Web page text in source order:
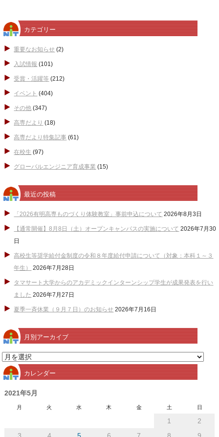
カテゴリー
重要なお知らせ (2)
入試情報 (101)
受賞・活躍等 (212)
イベント (404)
その他 (347)
高専だより (18)
高専だより特集記事 (61)
在校生 (97)
グローバルエンジニア育成事業 (15)
最近の投稿
「2026有明高専ものづくり体験教室」事前申込について 2026年8月3日
【通常開催】8月8日（土）オープンキャンパスの実施について 2026年7月30
日
高校生等奨学給付金制度の令和８年度給付申請について（対象：本科１～３
年生）
2026年7月28日
タマサート大学からのアカデミックインターンシップ学生が成果発表を行い
ました 2026年7月27日
夏季一斉休業（９月７日）のお知らせ 2026年7月16日
月別アーカイブ
月
別
ア
ー
カレンダー
2021年5月
月 火 水 木 金 土 日
1
2